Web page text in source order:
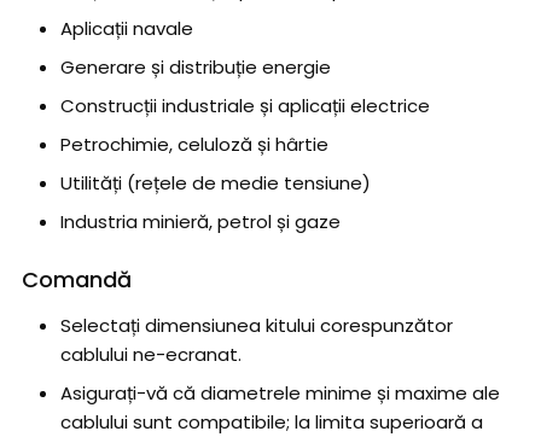
Aplicații navale
Generare și distribuție energie
Construcții industriale și aplicații electrice
Petrochimie, celuloză și hârtie
Utilități (rețele de medie tensiune)
Industria minieră, petrol și gaze
Comandă
Selectați dimensiunea kitului corespunzător
cablului ne-ecranat.
Asigurați-vă că diametrele minime și maxime ale
cablului sunt compatibile; la limita superioară a